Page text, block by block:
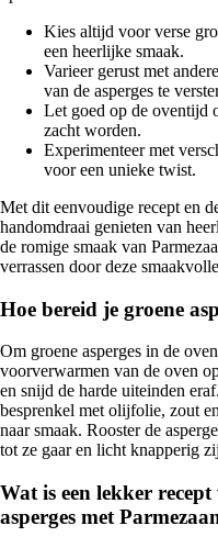
Kies altijd voor verse
een heerlijke smaak.
Varieer gerust met
van de asperges te
Let goed op de oventijd
zacht worden.
Experimenteer met
voor een unieke twist.
Met dit eenvoudige recept en
handomdraai genieten van
de romige smaak van
verrassen door deze
Hoe bereid je groene
Om groene asperges in de
voorverwarmen van de oven
en snijd de harde uiteinden
besprenkel met olijfolie, zout
naar smaak. Rooster de
tot ze gaar en licht knapperig
Wat is een lekker
asperges met